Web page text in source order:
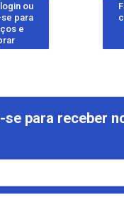
ou
para
e
se para receber